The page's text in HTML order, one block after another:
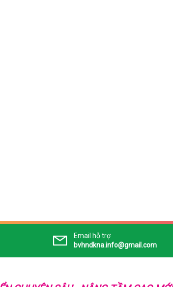
Email hỗ trợ
bvhndkna.info@gmail.com